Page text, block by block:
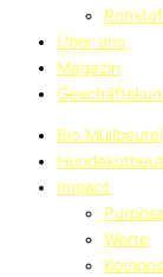
Über uns
Magazin
Bio Müllbeutel
Impact
Werte